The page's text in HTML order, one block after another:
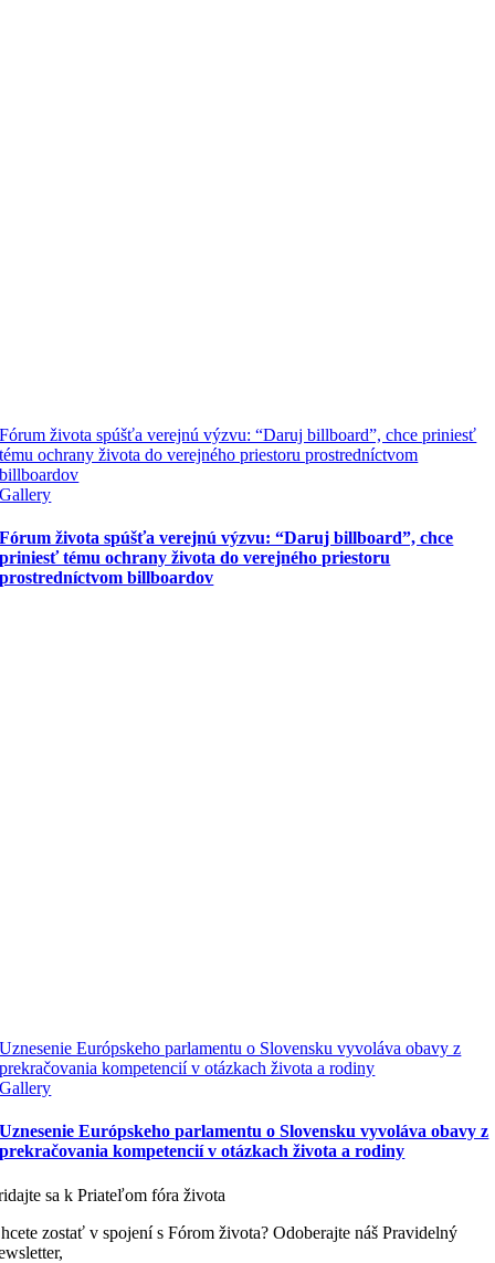
Fórum života spúšťa verejnú výzvu: “Daruj billboard”, chce priniesť
tému ochrany života do verejného priestoru prostredníctvom
billboardov
Gallery
Fórum života spúšťa verejnú výzvu: “Daruj billboard”, chce
priniesť tému ochrany života do verejného priestoru
prostredníctvom billboardov
Uznesenie Európskeho parlamentu o Slovensku vyvoláva obavy z
prekračovania kompetencií v otázkach života a rodiny
Gallery
Uznesenie Európskeho parlamentu o Slovensku vyvoláva obavy z
prekračovania kompetencií v otázkach života a rodiny
sa k Priateľom fóra života
zostať v spojení s Fórom života? Odoberajte náš Pravidelný